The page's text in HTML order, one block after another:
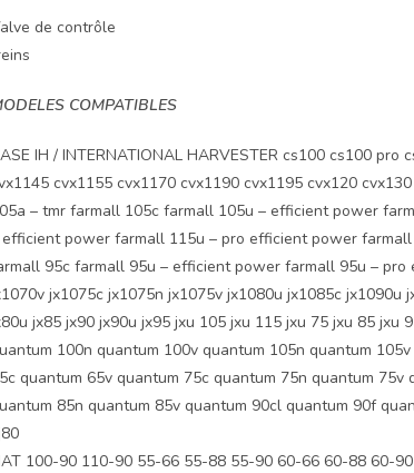
de contrôle
COMPATIBLES
IH / INTERNATIONAL HARVESTER cs100 cs100
cvx1155 cvx1170 cvx1190 cvx1195 cvx120
– tmr farmall 105c farmall 105u – efficient power
efficient power farmall 115u – pro efficient power
95c farmall 95u – efficient power farmall 95u –
jx1075c jx1075n jx1075v jx1080u jx1085c
jx85 jx90 jx90u jx95 jxu 105 jxu 115 jxu 75 jxu 85
100n quantum 100v quantum 105n quantum
quantum 65v quantum 75c quantum 75n quantum
85n quantum 85v quantum 90cl quantum 90f
100-90 110-90 55-66 55-88 55-90 60-66 60-88 60-